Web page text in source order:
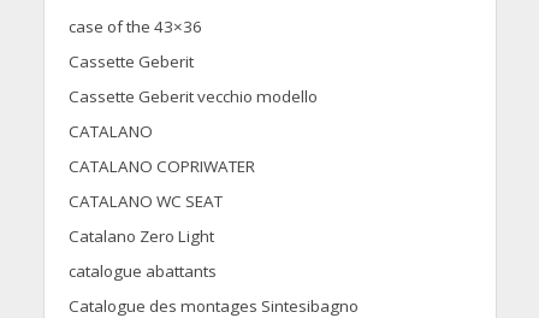
case of the 43×36
Cassette Geberit
Cassette Geberit vecchio modello
CATALANO
CATALANO COPRIWATER
CATALANO WC SEAT
Catalano Zero Light
catalogue abattants
Catalogue des montages Sintesibagno